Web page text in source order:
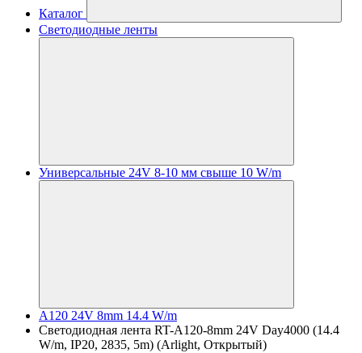
Каталог
Светодиодные ленты
Универсальные 24V 8-10 мм свыше 10 W/m
A120 24V 8mm 14.4 W/m
Светодиодная лента RT-A120-8mm 24V Day4000 (14.4
W/m, IP20, 2835, 5m) (Arlight, Открытый)